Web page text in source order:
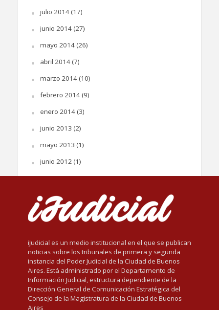
julio 2014(17)
junio 2014(27)
mayo 2014(26)
abril 2014(7)
marzo 2014(10)
febrero 2014(9)
enero 2014(3)
junio 2013 (2)
mayo 2013 (1)
junio 2012(1)
iJudicial es un medio institucional en el que se publican
noticias sobre los tribunales de primera y segunda
instancia del Poder Judicial de la Ciudad de Buenos
Aires. Está administrado por el Departamento de
Información Judicial, estructura dependiente de la
Dirección General de Comunicación Estratégica del
Consejo de la Magistratura de la Ciudad de Buenos
Aires